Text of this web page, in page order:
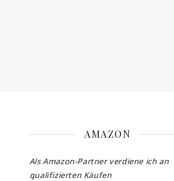
AMAZON
Als Amazon-Partner verdiene ich an
qualifizierten Käufen